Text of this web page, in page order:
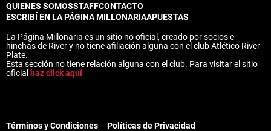
QUIENES SOMOSSTAFFCONTACTO
ESCRIBÍ EN LA PÁGINA MILLONARIAAPUESTAS
La Página Millonaria es un sitio no oficial, creado por socios e
hinchas de River y no tiene afiliación alguna con el club Atlético River
Plate.
Esta sección no tiene relación alguna con el club. Para visitar el sitio
oficial haz click aquí
Términos y Condiciones
Políticas de Privacidad